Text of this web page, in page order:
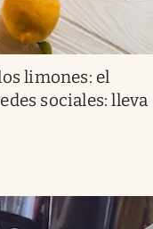
limones: el
sociales: lleva